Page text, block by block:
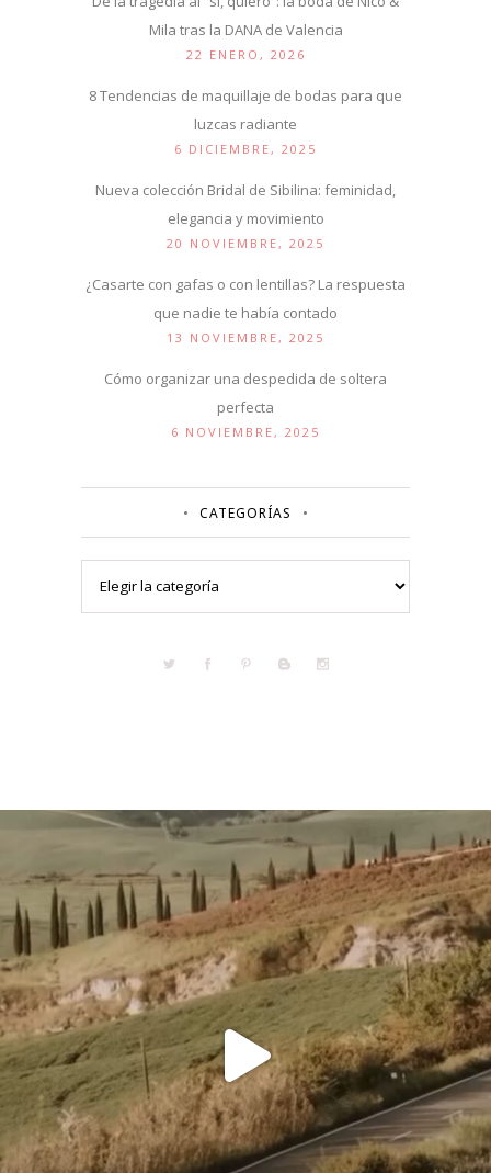
Mila tras la DANA de Valencia
22 ENERO, 2026
8 Tendencias de maquillaje de bodas para que
luzcas radiante
6 DICIEMBRE, 2025
Nueva colección Bridal de Sibilina: feminidad,
elegancia y movimiento
20 NOVIEMBRE, 2025
¿Casarte con gafas o con lentillas? La respuesta
que nadie te había contado
13 NOVIEMBRE, 2025
Cómo organizar una despedida de soltera
perfecta
6 NOVIEMBRE, 2025
CATEGORÍAS